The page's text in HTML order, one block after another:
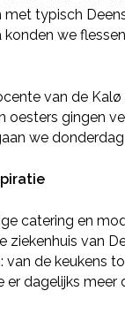
typisch
we
van de
oesters gingen
we
catering en
van
de keukens
dagelijks